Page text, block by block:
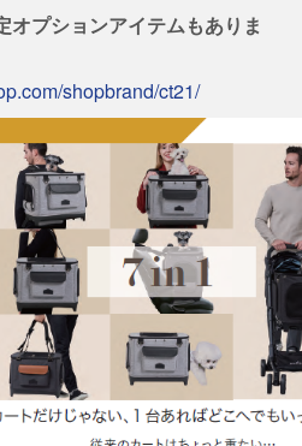
オプションアイテムもありま
shopbrand/ct21/